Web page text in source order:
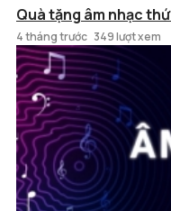
Quà tặng âm nhạc
4 tháng trước 349 lượt xem